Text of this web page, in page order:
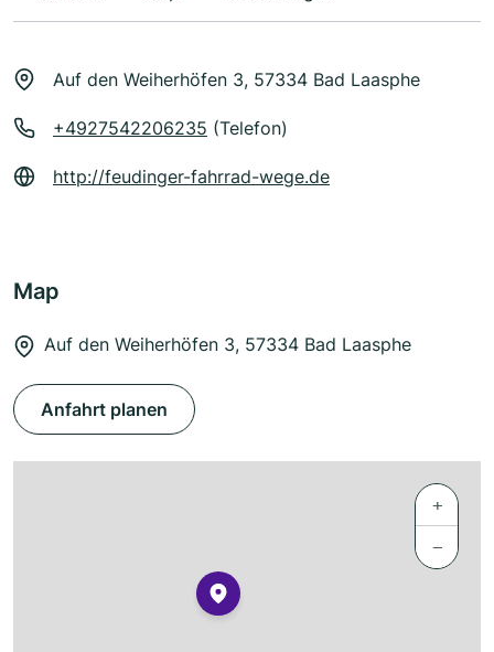
Auf den Weiherhöfen 3, 57334 Bad Laasphe
+4927542206235 (Telefon)
http://feudinger-fahrrad-wege.de
Map
Auf den Weiherhöfen 3, 57334 Bad Laasphe
Anfahrt planen
+
−